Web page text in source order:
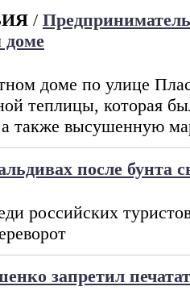
/
доме
доме по улице
теплицы, которая
а также высушенную
после бунта
российских
запретил